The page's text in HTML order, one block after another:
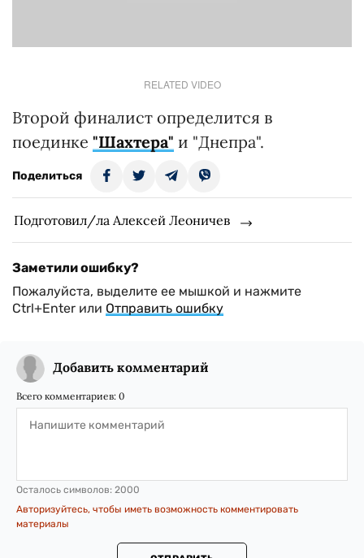
RELATED VIDEO
Второй финалист определится в
поединке "Шахтера" и "Днепра".
Поделиться
Подготовил/ла Алексей Леоничев
Заметили ошибку?
Пожалуйста, выделите ее мышкой и нажмите
Ctrl+Enter или Отправить ошибку
Добавить комментарий
Всего комментариев: 0
Осталось символов: 2000
Авторизуйтесь, чтобы иметь возможность комментировать
материалы